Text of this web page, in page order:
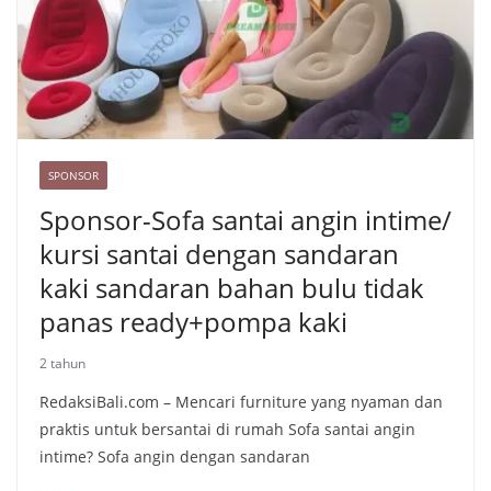
SPONSOR
Sponsor-Sofa santai angin intime/
kursi santai dengan sandaran
kaki sandaran bahan bulu tidak
panas ready+pompa kaki
2 tahun
RedaksiBali.com – Mencari furniture yang nyaman dan
praktis untuk bersantai di rumah Sofa santai angin
intime? Sofa angin dengan sandaran